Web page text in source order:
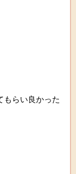
もらい良かった